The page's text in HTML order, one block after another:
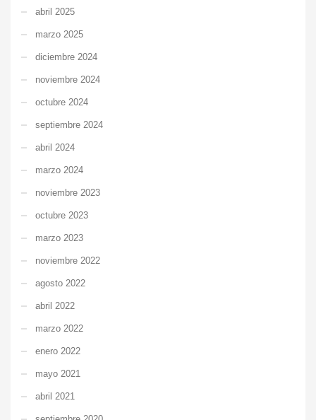
abril 2025
marzo 2025
diciembre 2024
noviembre 2024
octubre 2024
septiembre 2024
abril 2024
marzo 2024
noviembre 2023
octubre 2023
marzo 2023
noviembre 2022
agosto 2022
abril 2022
marzo 2022
enero 2022
mayo 2021
abril 2021